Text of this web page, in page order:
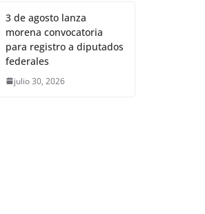
3 de agosto lanza
morena convocatoria
para registro a diputados
federales
julio 30, 2026